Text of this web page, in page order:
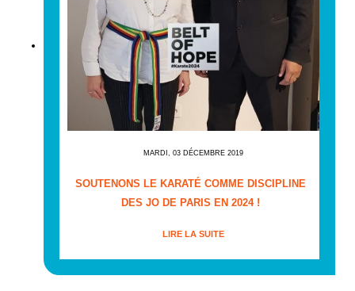
MARDI, 03 DÉCEMBRE 2019
SOUTENONS LE KARATÉ COMME DISCIPLINE
DES JO DE PARIS EN 2024 !
LIRE LA SUITE